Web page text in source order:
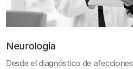
Neurología
Desde el diagnóstico de afecciones